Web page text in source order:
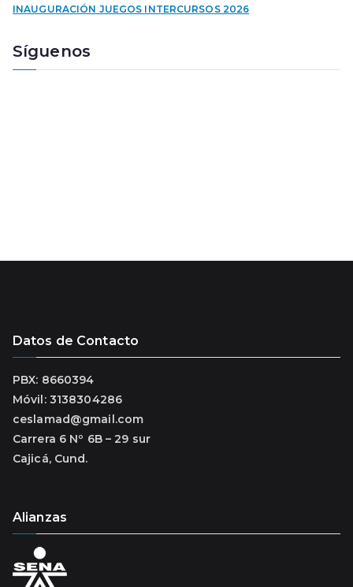
r
a
u
INAUGURACIÓN JUEGOS INTERCURSOS 2026
Síguenos
Datos de Contacto
PBX: 8660394
Móvil: 3138304286
ceslamad@gmail.com
Carrera 6 Nº 6B – 29 sur
Cajicá, Cund.
Alianzas